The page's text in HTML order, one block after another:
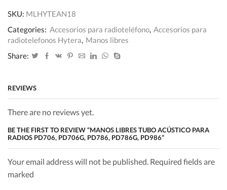
SKU: MLHYTEAN18
Categories: Accesorios para radioteléfono, Accesorios para
radiotelefonos Hytera, Manos libres
Share:
REVIEWS
There are no reviews yet.
BE THE FIRST TO REVIEW “MANOS LIBRES TUBO ACÚSTICO PARA
RADIOS PD706, PD706G, PD786, PD786G, PD986”
Your email address will not be published. Required fields are
marked